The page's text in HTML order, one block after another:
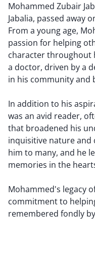
Mohammed Zubair
Jabalia, passed away
From a young age,
passion for helping
character throughout
a doctor, driven by a
in his community and
In addition to his
was an avid reader,
that broadened his
inquisitive nature and
him to many, and he
memories in the
Mohammed's legacy
commitment to
remembered fondly